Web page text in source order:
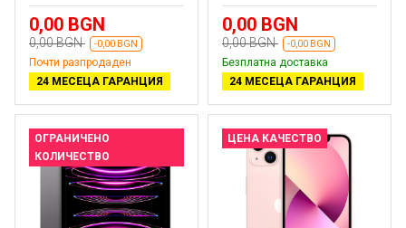
0,00 BGN
0,00 BGN -0,00 BGN
Почти разпродаден
24 МЕСЕЦА ГАРАНЦИЯ
0,00 BGN
0,00 BGN -0,00 BGN
Безплатна доставка
24 МЕСЕЦА ГАРАНЦИЯ
ОГРАНИЧЕНО
КОЛИЧЕСТВО
ЦЕНА КАЧЕСТВО